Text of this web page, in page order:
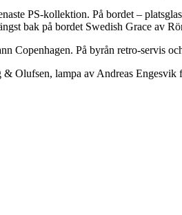
PS-kollektion. På bordet –
bak på bordet Swedish Grace av
Copenhagen. På byrån retro-servis
& Olufsen, lampa av Andreas